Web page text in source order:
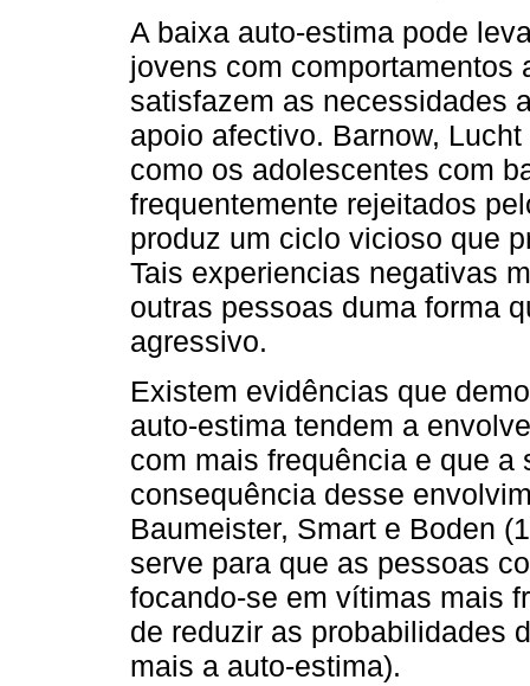
A baixa auto-estima pode
jovens com comportamentos
satisfazem as necessidades
apoio afectivo. Barnow,
como os adolescentes com
frequentemente rejeitados
produz um ciclo vicioso que
Tais experiencias negativas
outras pessoas duma forma
agressivo.
Existem evidências que
auto-estima tendem a
com mais frequência e que
consequência desse
Baumeister, Smart e Boden
serve para que as pessoas
focando-se em vítimas mais
de reduzir as probabilidades
mais a auto-estima).